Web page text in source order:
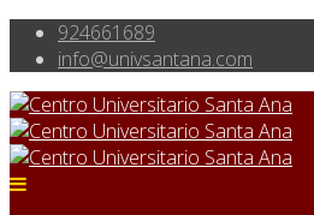
924661689
info@univsantana.com